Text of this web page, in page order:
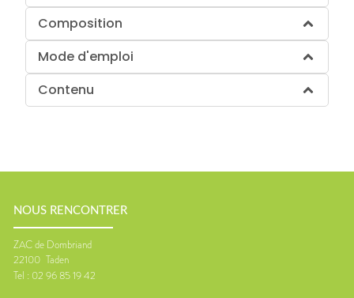
Composition
Mode d'emploi
Contenu
NOUS RENCONTRER
ZAC de Dombriand
22100 Taden
Tel : 02 96 85 19 42